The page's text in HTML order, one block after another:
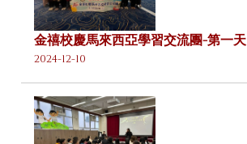
金禧校慶馬來西亞學習交流團-第一天
2024-12-10